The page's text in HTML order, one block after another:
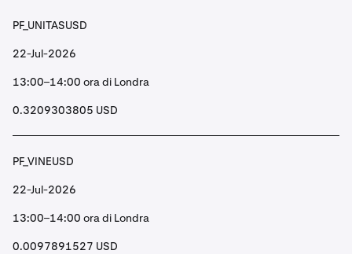
PF_UNITASUSD
22-Jul-2026
13:00–14:00 ora di Londra
0.3209303805 USD
PF_VINEUSD
22-Jul-2026
13:00–14:00 ora di Londra
0.0097891527 USD